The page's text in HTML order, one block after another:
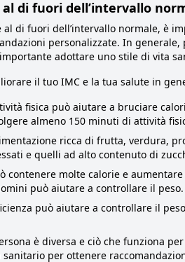
di fuori dell’intervallo
al di fuori dell’intervallo normale, è
personalizzate. In
adottare uno stile di vita
il tuo IMC e la tua salute in
fisica può aiutare a bruciare
almeno 150 minuti di attività
ricca di frutta, verdura,
e quelli ad alto contenuto di
contenere molte calorie e
può aiutare a controllare il peso.
può aiutare a controllare il
è diversa e ciò che funziona
per ottenere